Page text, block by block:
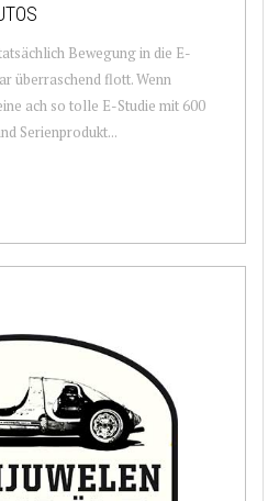
Bewegung in die E-
überraschend flott. Wenn
ach so tolle E-Studie mit 600
Serienprodukt...